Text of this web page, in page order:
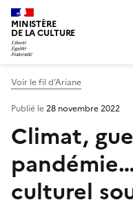
MINISTÈRE
DE LA CULTURE
Voir le fil d’Ariane
Climat,
culturel
Publié le28 novembre 2022